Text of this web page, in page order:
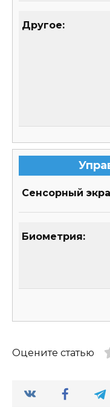
Другое:
Сенсорный
Биометрия:
Оцените статью